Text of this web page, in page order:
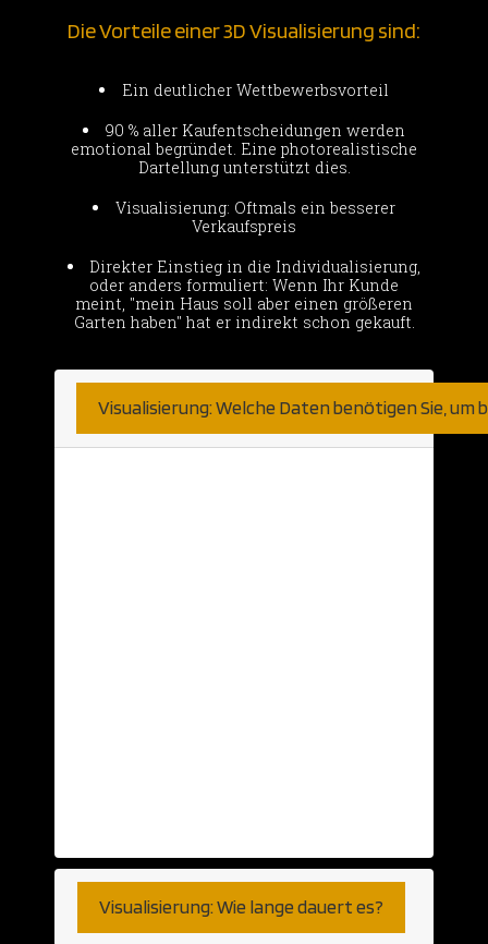
Die Vorteile einer 3D Visualisierung sind:
Ein deutlicher Wettbewerbsvorteil
90 % aller Kaufentscheidungen werden
emotional begründet. Eine photorealistische
Dartellung unterstützt dies.
Visualisierung: Oftmals ein besserer
Verkaufspreis
Direkter Einstieg in die Individualisierung,
oder anders formuliert: Wenn Ihr Kunde
meint, "mein Haus soll aber einen größeren
Garten haben" hat er indirekt schon gekauft.
Visualisierung: Welche Daten benötigen Sie, um
Visualisierung: Wie lange dauert es?